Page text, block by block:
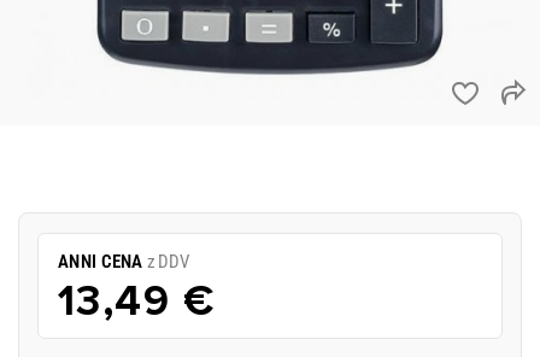
ANNI CENA z DDV
13,49 €